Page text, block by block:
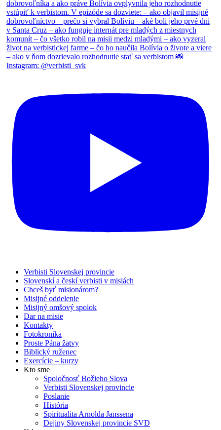
Verbisti Slovenskej provincie
Slovenskí a českí verbisti v misiách
Chceš byť misionárom?
Misijné oddelenie
Misijný omšový spolok
Dar na misie
Kontakty
Fotokronika
Proste Pána žatvy
Biblický ruženec
Exercície – kurzy
Kto sme
Spoločnosť Božieho Slova
Verbisti Slovenskej provincie
Poslanie
História
Spiritualita Arnolda Janssena
Dejiny Slovenskej provincie SVD